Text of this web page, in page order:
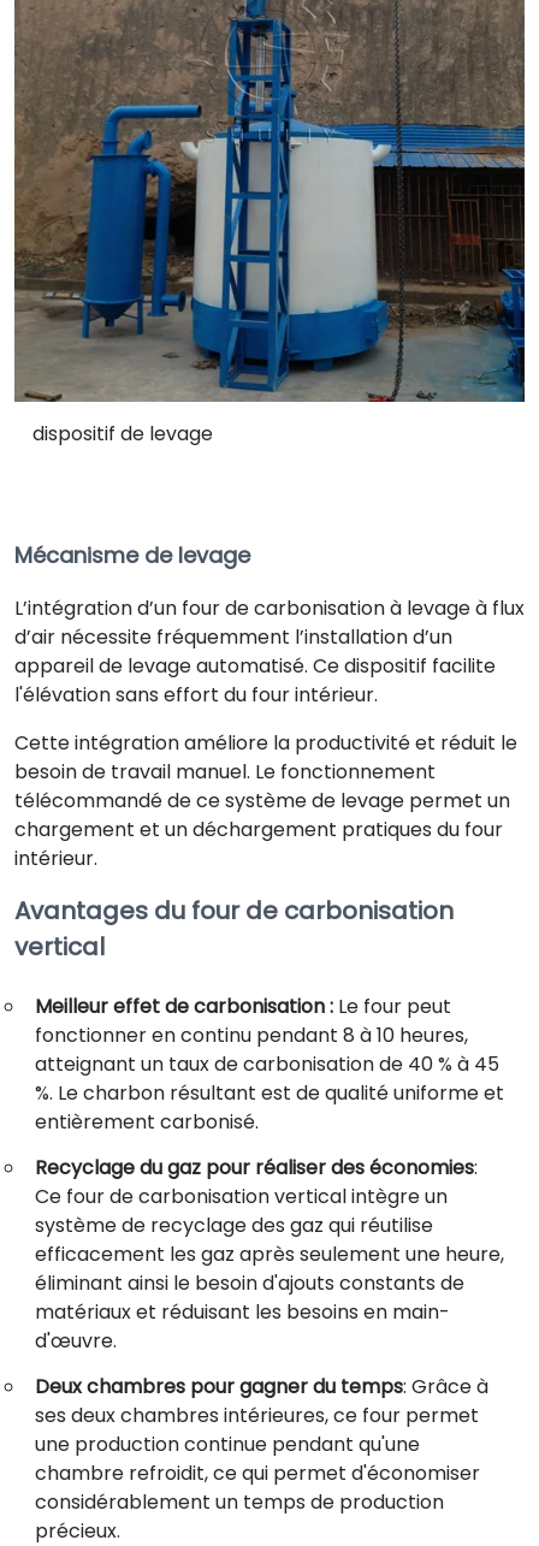
dispositif de levage
Mécanisme de levage
L’intégration d’un four de carbonisation à levage à flux
d’air nécessite fréquemment l’installation d’un
appareil de levage automatisé. Ce dispositif facilite
l'élévation sans effort du four intérieur.
Cette intégration améliore la productivité et réduit le
besoin de travail manuel. Le fonctionnement
télécommandé de ce système de levage permet un
chargement et un déchargement pratiques du four
intérieur.
Avantages du four de carbonisation
vertical
Meilleur effet de carbonisation : Le four peut
fonctionner en continu pendant 8 à 10 heures,
atteignant un taux de carbonisation de 40 % à 45
%. Le charbon résultant est de qualité uniforme et
entièrement carbonisé.
Recyclage du gaz pour réaliser des économies:
Ce four de carbonisation vertical intègre un
système de recyclage des gaz qui réutilise
efficacement les gaz après seulement une heure,
éliminant ainsi le besoin d'ajouts constants de
matériaux et réduisant les besoins en main-
d'œuvre.
Deux chambres pour gagner du temps: Grâce à
ses deux chambres intérieures, ce four permet
une production continue pendant qu'une
chambre refroidit, ce qui permet d'économiser
considérablement un temps de production
précieux.